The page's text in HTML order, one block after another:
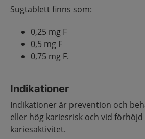
Sugtablett finns som:
0,25 mg F
0,5 mg F
0,75 mg F.
Indikationer
Indikationer är prevention och
eller hög kariesrisk och vid
kariesaktivitet.